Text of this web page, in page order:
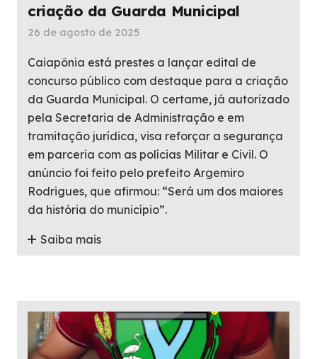
criação da Guarda Municipal
26 de agosto de 2025
Caiapônia está prestes a lançar edital de
concurso público com destaque para a criação
da Guarda Municipal. O certame, já autorizado
pela Secretaria de Administração e em
tramitação jurídica, visa reforçar a segurança
em parceria com as polícias Militar e Civil. O
anúncio foi feito pelo prefeito Argemiro
Rodrigues, que afirmou: “Será um dos maiores
da história do município”.
Saiba mais